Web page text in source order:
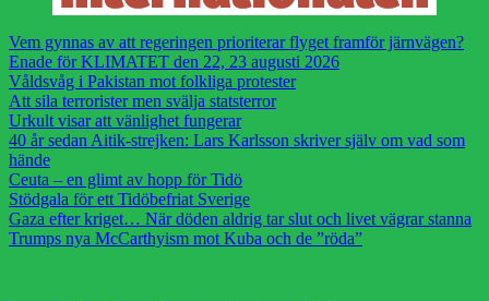
Vem gynnas av att regeringen prioriterar flyget framför järnvägen?
Enade för KLIMATET den 22, 23 augusti 2026
Våldsvåg i Pakistan mot folkliga protester
Att sila terrorister men svälja statsterror
Urkult visar att vänlighet fungerar
40 år sedan Aitik-strejken: Lars Karlsson skriver själv om vad som
hände
Ceuta – en glimt av hopp för Tidö
Stödgala för ett Tidöbefriat Sverige
Gaza efter kriget… När döden aldrig tar slut och livet vägrar stanna
Trumps nya McCarthyism mot Kuba och de ”röda”